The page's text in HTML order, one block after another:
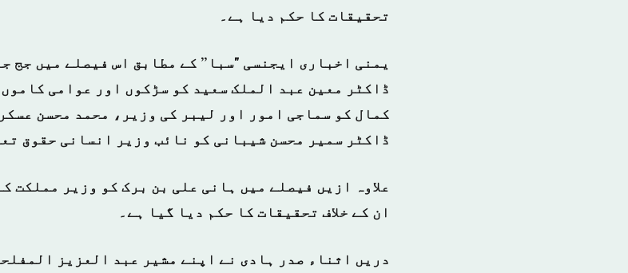
تحقیقات کا حکم دیا ہے۔
یمنی اخباری ایجنسی "سبا” کے مطابق اس فیصلے میں جج
ڈاکٹر معین عبد الملک سعید کو سڑکوں اور عوامی
کمال کو سماجی امور اور لیبر کی وزیر، محمد محسن
ڈاکٹر سمیر محسن شیبانی کو نائب وزیر انسانی حقوق
علاوہ ازیں فیصلے میں ہانی علی بن برک کو وزیر مملکت
ان کے خلاف تحقیقات کا حکم دیا گیا ہے۔
دریں اثناء صدر ہادی نے اپنے مشیر عبد العزیز